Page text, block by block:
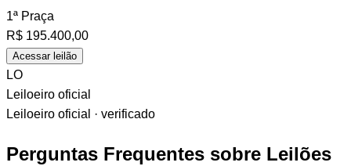
1ª Praça
R$ 195.400,00
Acessar leilão
LO
Leiloeiro oficial
Leiloeiro oficial · verificado
Perguntas Frequentes sobre Leilões